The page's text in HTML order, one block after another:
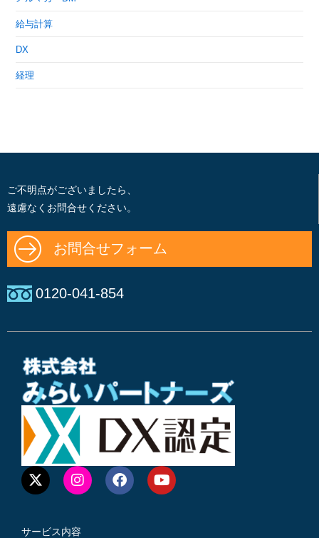
給与計算
DX
経理
ご不明点がございましたら、
遠慮なくお問合せください。
お問合せフォーム
0120-041-854
サービス内容